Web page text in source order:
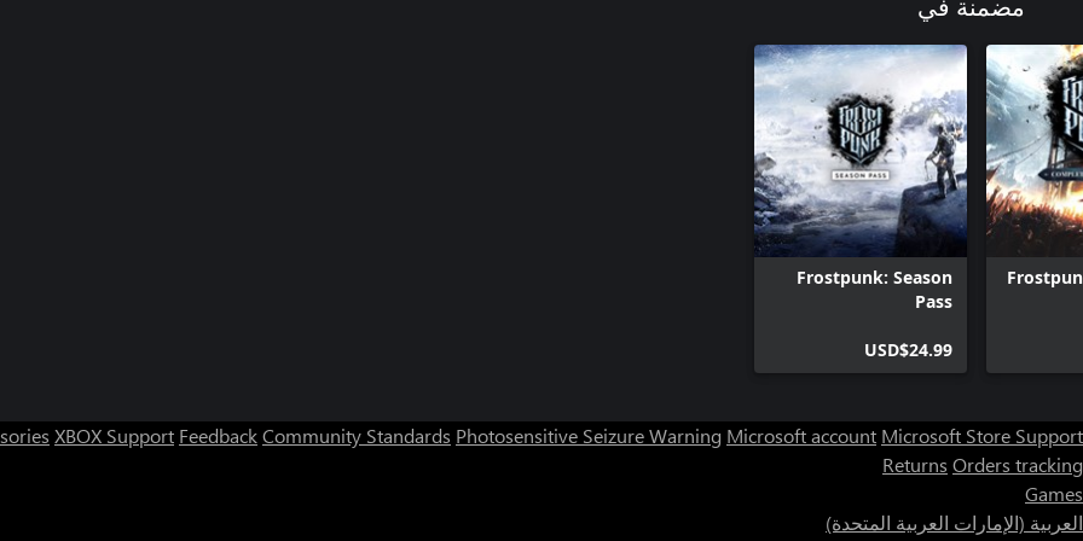
مضمنة في
Frostpunk: Season
Pass
USD$24.99
XBOX Support FeedbackCommunity Standards Photosensitive Seizure Warning Microsoft account Microsoft Store Support
Returns Orders tracking
Games
العربية (الإمارات العربية المتحدة)